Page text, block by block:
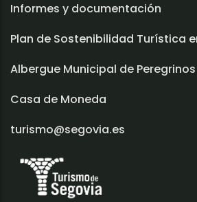
Informes y documentación
Plan de Sostenibilidad Turística
Albergue Municipal de Peregrinos
Casa de Moneda
turismo@segovia.es